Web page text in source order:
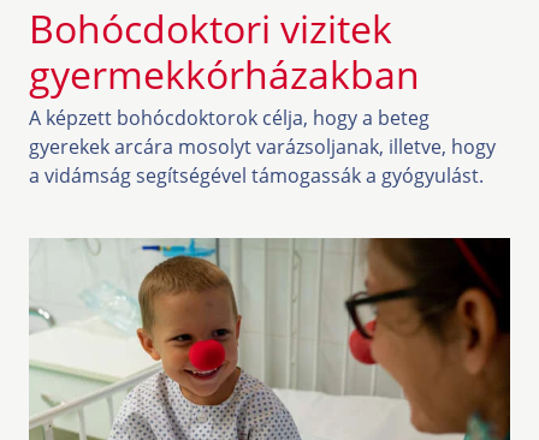
Bohócdoktori vizitek
gyermekkórházakban
A képzett bohócdoktorok célja, hogy a beteg
gyerekek arcára mosolyt varázsoljanak, illetve, hogy
a vidámság segítségével támogassák a gyógyulást.